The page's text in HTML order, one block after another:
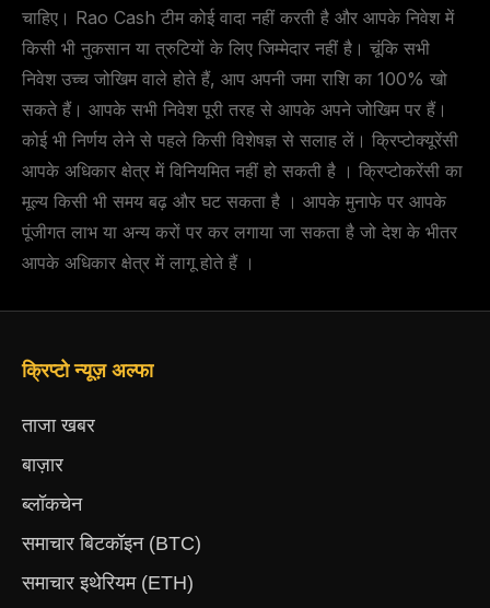
चाहिए। Rao Cash टीम कोई वादा नहीं करती है और आपके निवेश में
किसी भी नुकसान या त्रुटियों के लिए जिम्मेदार नहीं है। चूंकि सभी
निवेश उच्च जोखिम वाले होते हैं, आप अपनी जमा राशि का 100% खो
सकते हैं। आपके सभी निवेश पूरी तरह से आपके अपने जोखिम पर हैं।
कोई भी निर्णय लेने से पहले किसी विशेषज्ञ से सलाह लें। क्रिप्टोक्यूरेंसी
आपके अधिकार क्षेत्र में विनियमित नहीं हो सकती है । क्रिप्टोकरेंसी का
मूल्य किसी भी समय बढ़ और घट सकता है । आपके मुनाफे पर आपके
पूंजीगत लाभ या अन्य करों पर कर लगाया जा सकता है जो देश के भीतर
आपके अधिकार क्षेत्र में लागू होते हैं ।
क्रिप्टो न्यूज़ अल्फा
ताजा खबर
बाज़ार
ब्लॉकचेन
समाचार बिटकॉइन (BTC)
समाचार इथेरियम (ETH)